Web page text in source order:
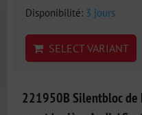
Disponibilité: 3 jours
SELECT VARIANT
221950B Silentbloc de